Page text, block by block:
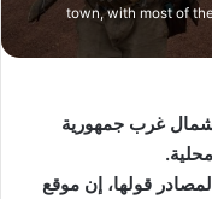
town, with most of
شمال غرب جمهورية
قولها، إن موقع